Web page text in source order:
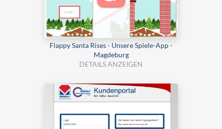
Flappy Santa Rises - Unsere Spiele-App -
Magdeburg
DETAILS ANZEIGEN